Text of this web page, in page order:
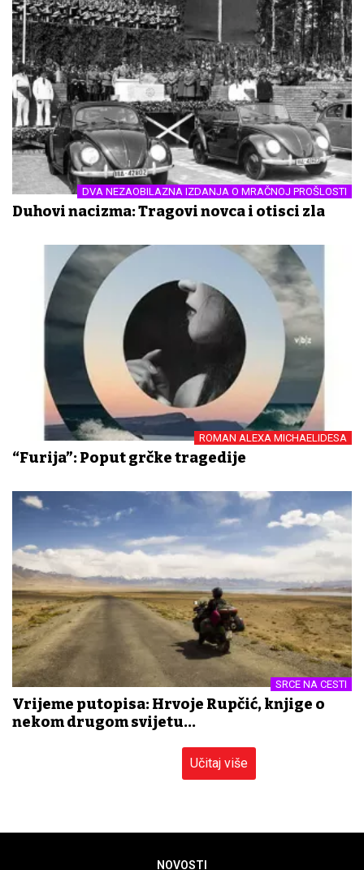
DVA NEZAOBILAZNA IZDANJA O MRAČNOJ PROŠLOSTI
Duhovi nacizma: Tragovi novca i otisci zla
ROMAN ALEXA MICHAELIDESA
“Furija”: Poput grčke tragedije
SRCE NA CESTI
Vrijeme putopisa: Hrvoje Rupčić, knjige o
nekom drugom svijetu...
Učitaj više
NOVOSTI